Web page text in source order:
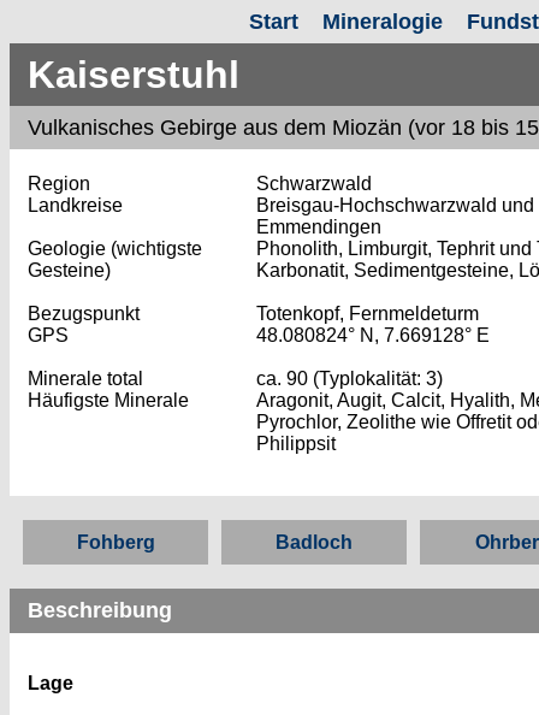
Start Mineralogie
Kaiserstuhl
Vulkanisches Gebirge aus dem Miozän (vor 18 bis
Region
Landkreise
Geologie (wichtigste
Gesteine)
Bezugspunkt
GPS
Minerale total
Häufigste Minerale
Schwarzwald
Breisgau-Hochschwarzwald und
Emmendingen
Phonolith, Limburgit, Tephrit und
Karbonatit, Sedimentgesteine,
Totenkopf, Fernmeldeturm
48.080824° N, 7.669128° E
ca. 90 (Typlokalität: 3)
Aragonit, Augit, Calcit, Hyalith,
Pyrochlor, Zeolithe wie Offretit
Philippsit
Fohberg Badloch
Beschreibung
Lage